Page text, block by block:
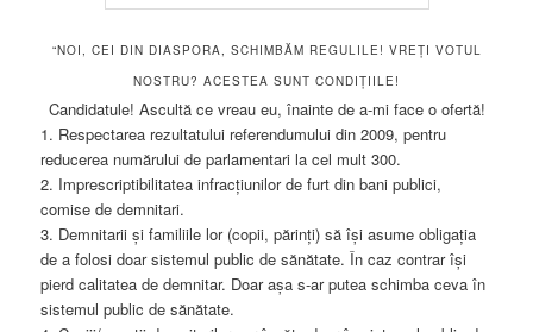
“NOI, CEI DIN DIASPORA, SCHIMBĂM REGULILE! VREȚI VOTUL
NOSTRU? ACESTEA SUNT CONDIȚIILE!
Candidatule! Ascultă ce vreau eu, înainte de a-mi face o ofertă!
1. Respectarea rezultatului referendumului din 2009, pentru
reducerea numărului de parlamentari la cel mult 300.
2. Imprescriptibilitatea infracțiunilor de furt din bani publici,
comise de demnitari.
3. Demnitarii și familiile lor (copii, părinți) să își asume obligația
de a folosi doar sistemul public de sănătate. În caz contrar își
pierd calitatea de demnitar. Doar așa s-ar putea schimba ceva în
sistemul public de sănătate.